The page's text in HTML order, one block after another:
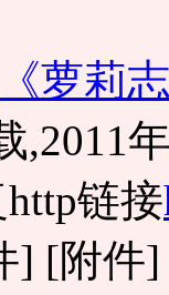
《萝莉
,2011
链接
] [附件